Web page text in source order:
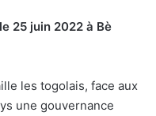
25 juin 2022 à Bè
les togolais, face aux
une gouvernance